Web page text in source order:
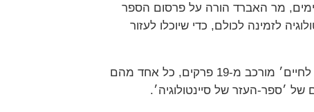
מר האברד הורה על פרסום הספר
לזמינה לכולם, כדי שיוכלו לעזור
הסרט ׳ספר-העזר של סיינטולוגיה: כלים לחיים׳ מורכב מ-19 פרקים, כל אחד מהם
׳ספר-העזר של סיינטולוגיה׳.